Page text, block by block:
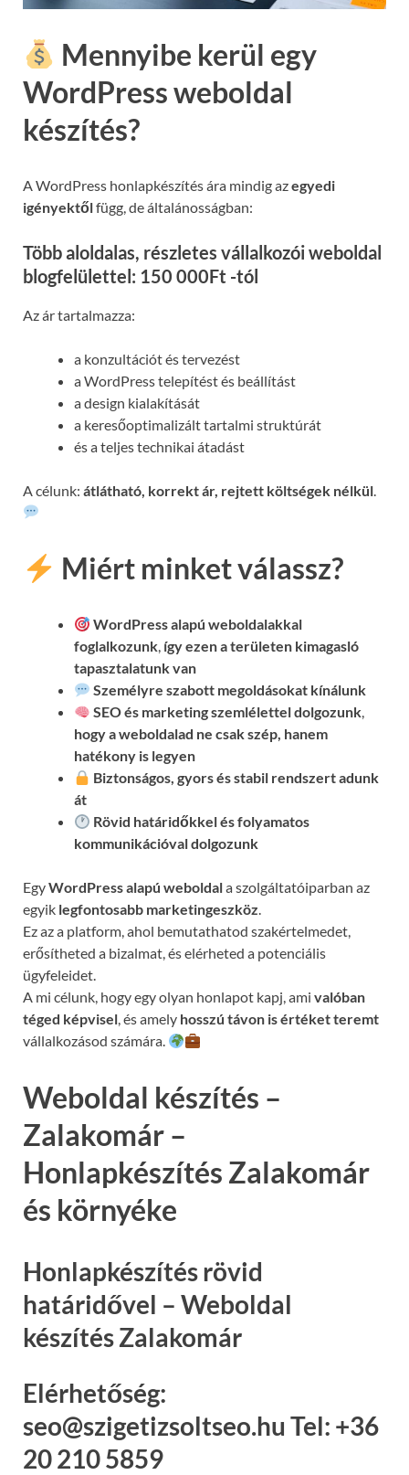
Mennyibe kerül egy
WordPress weboldal
készítés?
A WordPress honlapkészítés ára mindig azegyedi
igényektőlfügg, de általánosságban:
Több aloldalas, részletes vállalkozói weboldal
blogfelülettel: 150 000Ft -tól
Az ár tartalmazza:
a konzultációt és tervezést
a WordPress telepítést és beállítást
a design kialakítását
a keresőoptimalizált tartalmi struktúrát
és a teljes technikai átadást
A célunk: átlátható, korrekt ár, rejtett költségek nélkül
Miért minket válassz?
WordPress alapú weboldalakkal
foglalkozunk, így ezen a területen kimagasló
tapasztalatunk van
Személyre szabott megoldásokat kínálunk
SEO és marketing szemlélettel dolgozunk,
hogy a weboldalad ne csak szép, hanem
hatékony is legyen
Biztonságos, gyors és stabil rendszert adunk
át
Rövid határidőkkel és folyamatos
kommunikációvaldolgozunk
EgyWordPress alapú weboldala szolgáltatóiparban az
egyik legfontosabb marketingeszköz.
Ez az a platform, ahol bemutathatod szakértelmedet,
erősítheted a bizalmat, és elérheted a potenciális
ügyfeleidet.
A mi célunk, hogy egy olyan honlapot kapj, ami valóban
téged képvisel, és amely hosszú távon is értéket teremt
vállalkozásod számára.
Weboldal készítés –
Zalakomár –
Honlapkészítés Zalakomár
és környéke
Honlapkészítés rövid
határidővel – Weboldal
készítés Zalakomár
Elérhetőség:
seo@szigetizsoltseo.hu Tel: +36
20 210 5859